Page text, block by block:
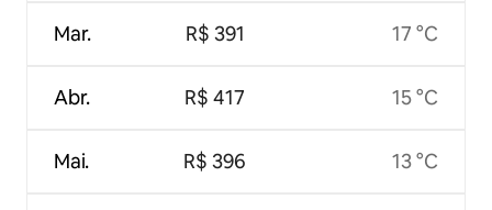
Mar.
Abr.
Mai.
R$ 391
R$ 417
R$ 396
17 °C
15 °C
13 °C